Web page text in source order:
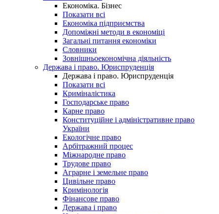
Економіка. Бізнес
Показати всі
Економіка підприємства
Допоміжні методи в економіці
Загальні питання економіки
Словники
Зовнішньоекономічна діяльність
Держава і право. Юриспруденція
Держава і право. Юриспруденція
Показати всі
Криміналістика
Господарське право
Карне право
Конституційне і адміністративне право
України
Екологічне право
Арбітражний процес
Міжнародне право
Трудове право
Аграрне і земельне право
Цивільне право
Кримінологія
Фінансове право
Держава і право